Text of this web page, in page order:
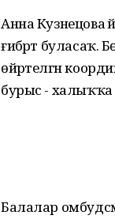
Анна Кузнецова
ғибәрәт буласаҡ.
өйрәтелгән
бурыс - халыҡҡа
Балалар